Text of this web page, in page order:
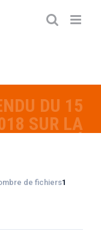
DU 15
SUR LA
de fichiers1